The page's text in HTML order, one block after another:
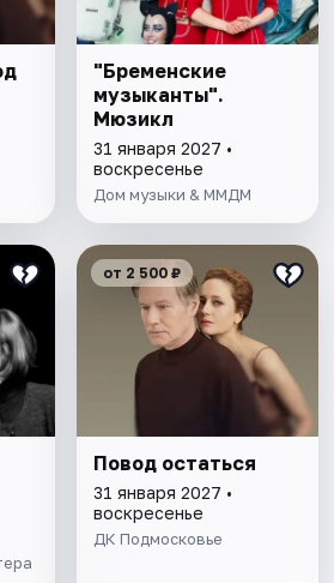
"Бременские
музыканты".
Мюзикл
31 января 2027 •
воскресенье
Дом музыки & ММДМ
от 2 500 ₽
Повод остаться
31 января 2027 •
воскресенье
ДК Подмосковье